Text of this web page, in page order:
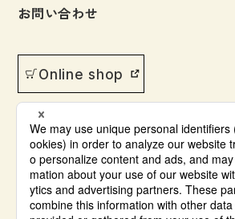
ビデオ・ＤＶＤ
コンピューター
カセットテープ・ＣＤ
カード・ゲーム・絵教材
絵本・子ども向け補助
お問い合わせ
Online shop
Japanese language learning
hed by Bonjinsha
© Bonjinsha Co., LTD. All Rights